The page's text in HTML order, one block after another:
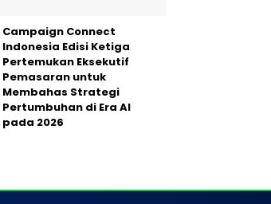
Campaign Connect
Indonesia Edisi Ketiga
Pertemukan Eksekutif
Pemasaran untuk
Membahas Strategi
Pertumbuhan di Era AI
pada 2026